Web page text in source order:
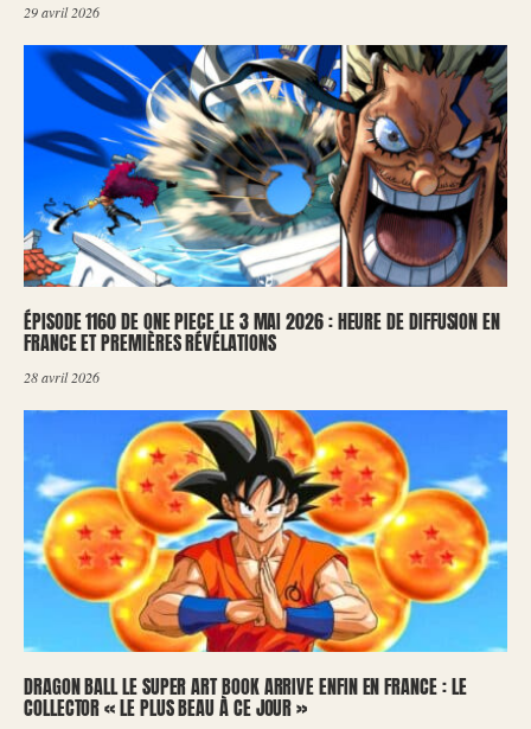
29 avril 2026
ÉPISODE 1160 DE ONE PIECE LE 3 MAI 2026 : HEURE DE DIFFUSION EN
FRANCE ET PREMIÈRES RÉVÉLATIONS
28 avril 2026
DRAGON BALL LE SUPER ART BOOK ARRIVE ENFIN EN FRANCE : LE
COLLECTOR « LE PLUS BEAU À CE JOUR »